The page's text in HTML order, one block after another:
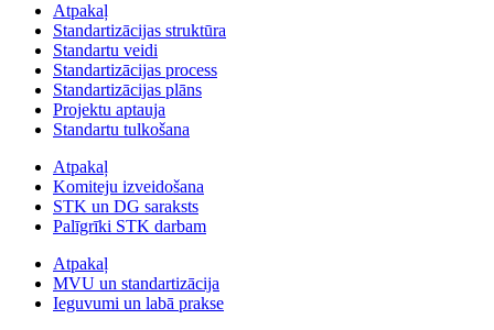
Atpakaļ
Standartizācijas struktūra
Standartu veidi
Standartizācijas process
Standartizācijas plāns
Projektu aptauja
Standartu tulkošana
Atpakaļ
Komiteju izveidošana
STK un DG saraksts
Palīgrīki STK darbam
Atpakaļ
MVU un standartizācija
Ieguvumi un labā prakse